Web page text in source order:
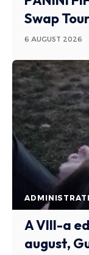
Swap
6 AUGUST 2026
A VIII-a
august,